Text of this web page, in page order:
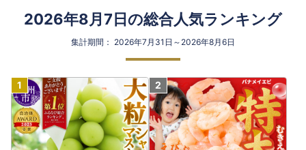
2026年8月7日の総合人気ランキング
集計期間： 2026年7月31日～2026年8月6日